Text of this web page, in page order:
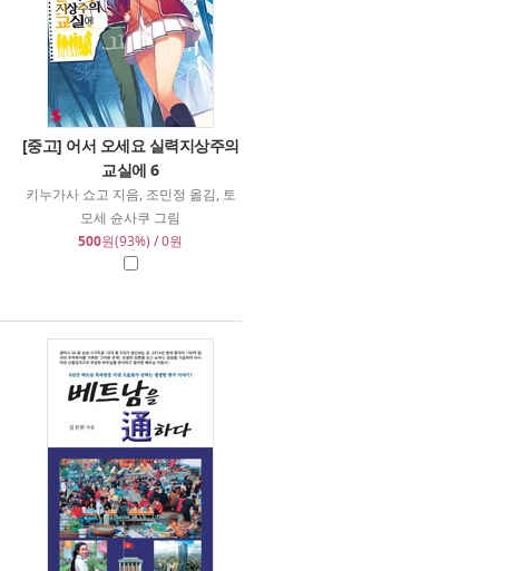
[중고] 어서 오세요 실력지상주의
교실에 6
키누가사 쇼고 지음, 조민정 옮김, 토
모세 슌사쿠 그림
500원(93%) / 0원